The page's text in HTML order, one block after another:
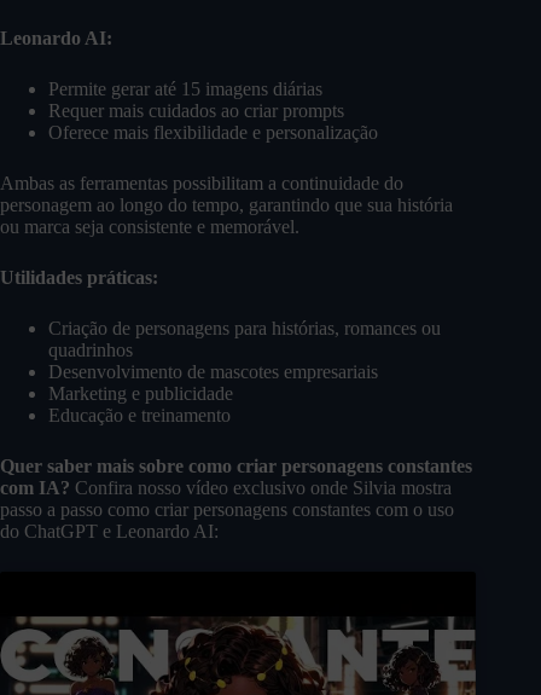
Leonardo AI:
Permite gerar até 15 imagens diárias
Requer mais cuidados ao criar prompts
Oferece mais flexibilidade e personalização
Ambas as ferramentas possibilitam a continuidade do
personagem ao longo do tempo, garantindo que sua história
ou marca seja consistente e memorável.
Utilidades práticas:
Criação de personagens para histórias, romances ou
quadrinhos
Desenvolvimento de mascotes empresariais
Marketing e publicidade
Educação e treinamento
Quer saber mais sobre como criar personagens constantes
com IA? Confira nosso vídeo exclusivo onde Silvia mostra
passo a passo como criar personagens constantes com o uso
do ChatGPT e Leonardo AI: